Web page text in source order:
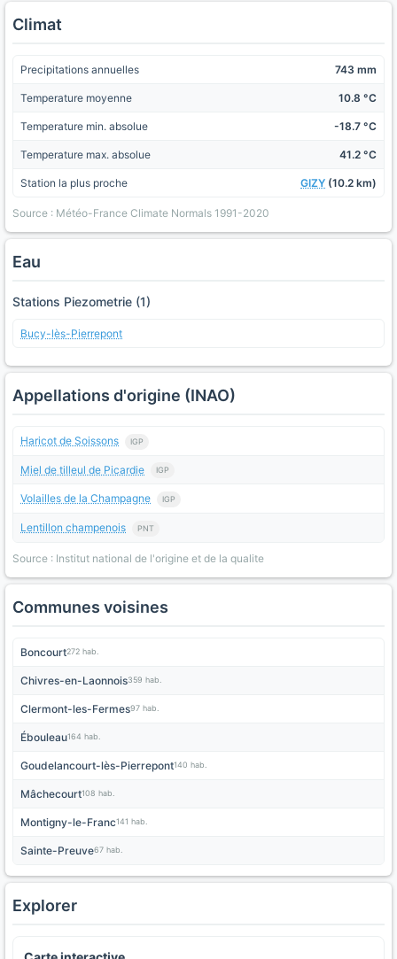
Climat
Precipitations annuelles 743 mm
Temperature moyenne 10.8 °C
Temperature min. absolue -18.7 °C
Temperature max. absolue 41.2 °C
Station la plus proche GIZY (10.2 km)
Source : Météo-France Climate Normals 1991-2020
Eau
Stations Piezometrie (1)
Bucy-lès-Pierrepont
Appellations d'origine (INAO)
Haricot de Soissons IGP
Miel de tilleul de Picardie IGP
Volailles de la Champagne IGP
Lentillon champenois PNT
Source : Institut national de l'origine et de la qualite
Communes voisines
Boncourt272 hab.
Chivres-en-Laonnois359 hab.
Clermont-les-Fermes97 hab.
Ébouleau164 hab.
Goudelancourt-lès-Pierrepont140 hab.
Mâchecourt108 hab.
Montigny-le-Franc141 hab.
Sainte-Preuve67 hab.
Explorer